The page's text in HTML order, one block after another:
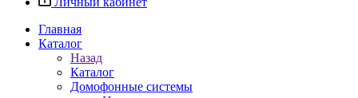
Главная
Каталог
Назад
Каталог
Домофонные системы